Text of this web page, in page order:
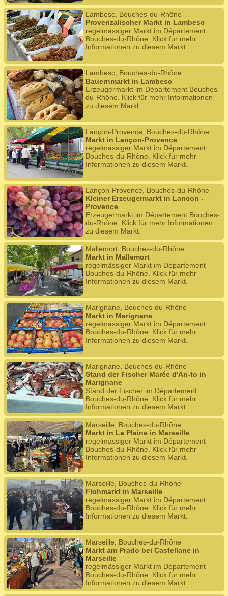
Lambesc, Bouches-du-Rhône
Provenzalischer Markt in Lambesc
regelmässiger Markt im Département
Bouches-du-Rhône. Klick für mehr
Informationen zu diesem Markt.
Lambesc, Bouches-du-Rhône
Bauernmarkt in Lambesc
Erzeugermarkt im Département Bouches-
du-Rhône. Klick für mehr Informationen
zu diesem Markt.
Lançon-Provence, Bouches-du-Rhône
Markt in Lançon-Provence
regelmässiger Markt im Département
Bouches-du-Rhône. Klick für mehr
Informationen zu diesem Markt.
Lançon-Provence, Bouches-du-Rhône
Kleiner Erzeugermarkt in Lançon -
Provence
Erzeugermarkt im Département Bouches-
du-Rhône. Klick für mehr Informationen
zu diesem Markt.
Mallemort, Bouches-du-Rhône
Markt in Mallemort
regelmässiger Markt im Département
Bouches-du-Rhône. Klick für mehr
Informationen zu diesem Markt.
Marignane, Bouches-du-Rhône
Markt in Marignane
regelmässiger Markt im Département
Bouches-du-Rhône. Klick für mehr
Informationen zu diesem Markt.
Marignane, Bouches-du-Rhône
Stand der Fischer Marée d'An-to in
Marignane
Stand der Fischer im Département
Bouches-du-Rhône. Klick für mehr
Informationen zu diesem Markt.
Marseille, Bouches-du-Rhône
Markt in La Plaine in Marseille
regelmässiger Markt im Département
Bouches-du-Rhône. Klick für mehr
Informationen zu diesem Markt.
Marseille, Bouches-du-Rhône
Flohmarkt in Marseille
regelmässiger Markt im Département
Bouches-du-Rhône. Klick für mehr
Informationen zu diesem Markt.
Marseille, Bouches-du-Rhône
Markt am Prado bei Castellane in
Marseille
regelmässiger Markt im Département
Bouches-du-Rhône. Klick für mehr
Informationen zu diesem Markt.